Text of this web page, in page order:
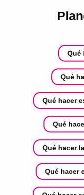
Qué
Qué
Qué hacer
Qué
Qué hacer
Qué hacer